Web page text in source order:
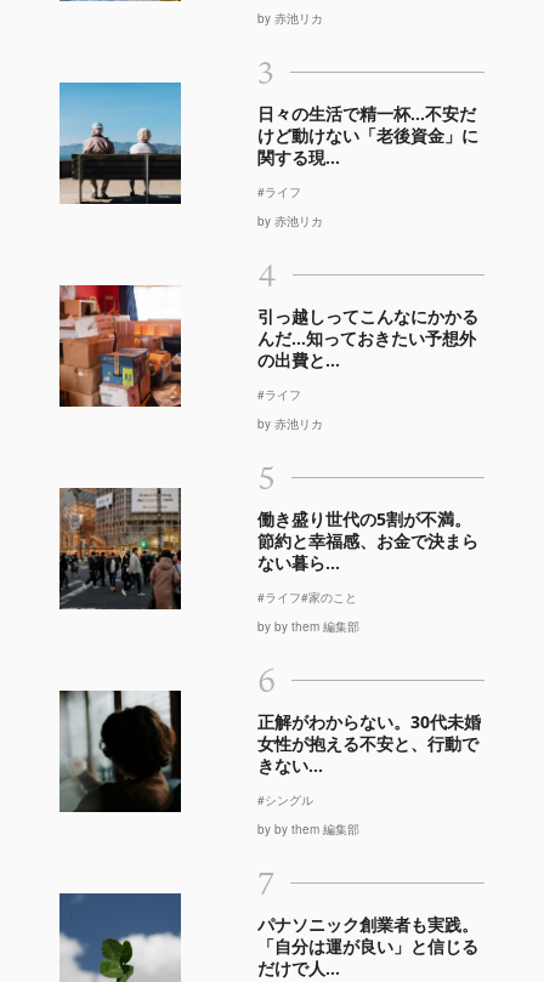
by 赤池リカ
3
日々の生活で精一杯…不安だ
けど動けない「老後資金」に
関する現...
#ライフ
by 赤池リカ
4
引っ越しってこんなにかかる
んだ…知っておきたい予想外
の出費と...
#ライフ
by 赤池リカ
5
働き盛り世代の5割が不満。
節約と幸福感、お金で決まら
ない暮ら...
#ライフ#家のこと
by by them 編集部
6
正解がわからない。30代未婚
女性が抱える不安と、行動で
きない...
#シングル
by by them 編集部
7
パナソニック創業者も実践。
「自分は運が良い」と信じる
だけで人...